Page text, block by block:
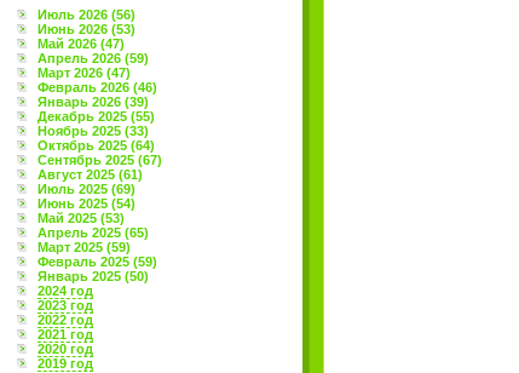
Июль 2026 (56)
Июнь 2026 (53)
Май 2026 (47)
Апрель 2026 (59)
Март 2026 (47)
Февраль 2026 (46)
Январь 2026 (39)
Декабрь 2025 (55)
Ноябрь 2025 (33)
Октябрь 2025 (64)
Сентябрь 2025 (67)
Август 2025 (61)
Июль 2025 (69)
Июнь 2025 (54)
Май 2025 (53)
Апрель 2025 (65)
Март 2025 (59)
Февраль 2025 (59)
Январь 2025 (50)
2024 год
2023 год
2022 год
2021 год
2020 год
2019 год